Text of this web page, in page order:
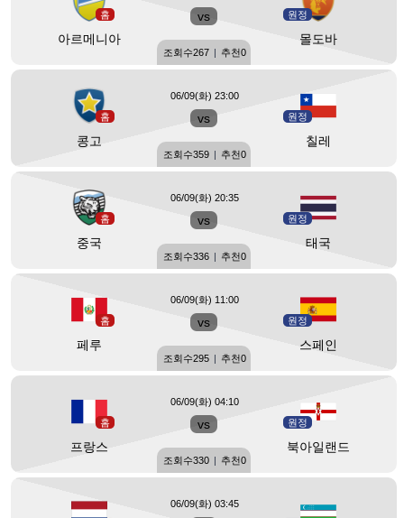
홈
아르메니아
vs 원정
몰도바
조회수267 | 추천0
홈
콩고
vs 원정
칠레
06/09(화) 23:00
조회수359 | 추천0
홈
중국
vs 원정
태국
06/09(화) 20:35
조회수336 | 추천0
홈
페루
vs 원정
스페인
06/09(화) 11:00
조회수295 | 추천0
홈
프랑스
vs 원정
북아일랜드
06/09(화) 04:10
조회수330 | 추천0
06/09(화) 03:45